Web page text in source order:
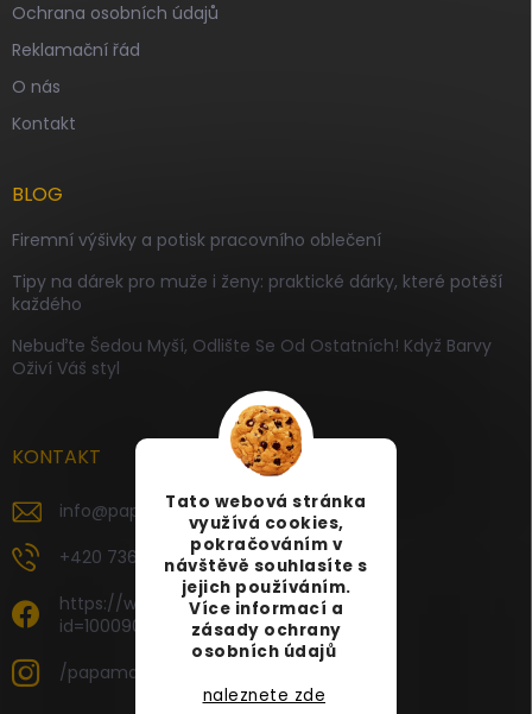
Tato webová stránka
využívá cookies,
pokračováním v
návštěvě souhlasíte s
jejich používáním.
Více informací a
zásady ochrany
osobních údajů
naleznete zde
Ochrana osobních údajů
Reklamační řád
O nás
Kontakt
BLOG
Firemní výšivky a potisk pracovního oblečení
Tipy na dárek pro muže i ženy: praktické dárky, které potěší
každého
Nebuďte Šedou Myší, Odlište Se Od Ostatních! Když Barvy
Oživí Váš styl
KONTAKT
info@papamartin.cz
+420 736 120 126
https://www.facebook.com/profile.php?
id=100090696535887
/papamartin.cz